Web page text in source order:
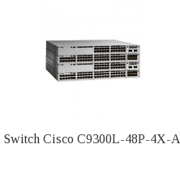
Switch Cisco C9300L-48P-4X-A